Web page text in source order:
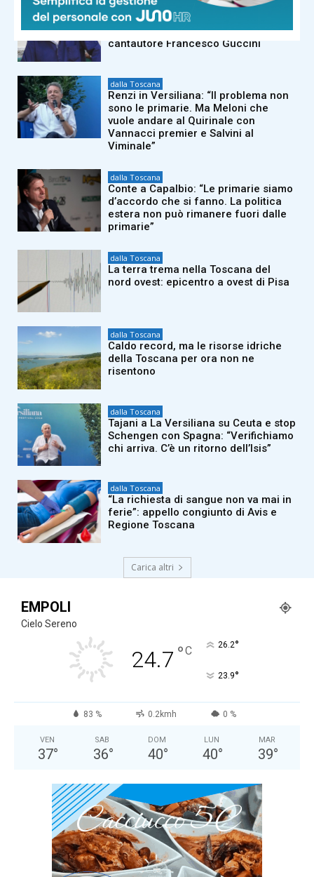
dalla Toscana
Morto a 86 anni nella sua casa
dell’Appennino pistoiese il
cantautore Francesco Guccini
dalla Toscana
Renzi in Versiliana: “Il problema non
sono le primarie. Ma Meloni che
vuole andare al Quirinale con
Vannacci premier e Salvini al
Viminale”
dalla Toscana
Conte a Capalbio: “Le primarie siamo
d’accordo che si fanno. La politica
estera non può rimanere fuori dalle
primarie”
dalla Toscana
La terra trema nella Toscana del
nord ovest: epicentro a ovest di Pisa
dalla Toscana
Caldo record, ma le risorse idriche
della Toscana per ora non ne
risentono
dalla Toscana
Tajani a La Versiliana su Ceuta e stop
Schengen con Spagna: “Verifichiamo
chi arriva. C’è un ritorno dell’Isis”
dalla Toscana
“La richiesta di sangue non va mai in
ferie”: appello congiunto di Avis e
Regione Toscana
Carica altri
EMPOLI
Cielo Sereno
24.7 °C 26.2°
23.9°
83 % 0.2kmh 0 %
VEN
37°
SAB
36°
DOM
40°
LUN
40°
MAR
39°